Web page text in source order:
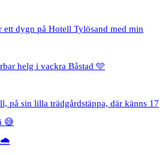
ett dygn på Hotell Tylösand med min
helg i vackra Båstad 🩵
på sin lilla trädgårdstäppa, där känns 17
😅
🌧️